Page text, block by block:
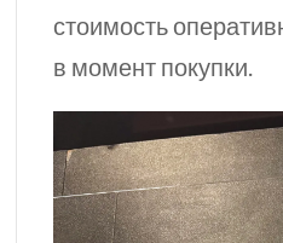
стоимость
в момент покупки.